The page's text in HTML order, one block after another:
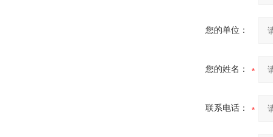
您的单位：
您的姓名：
联系电话：